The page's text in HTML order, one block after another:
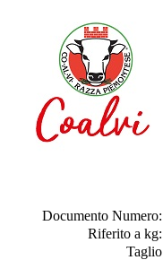
Documento Numero:
Riferito a kg:
Taglio